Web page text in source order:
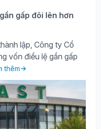
gấp đôi lên hơn
lập, Công ty Cổ
vốn điều lệ gần gấp
thêm